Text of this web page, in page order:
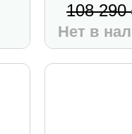
108 290
Нет в